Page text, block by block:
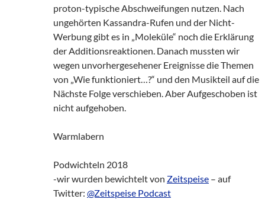
proton-typische Abschweifungen nutzen. Nach
ungehörten Kassandra-Rufen und der Nicht-
Werbung gibt es in „Moleküle“ noch die Erklärung
der Additionsreaktionen. Danach mussten wir
wegen unvorhergesehener Ereignisse die Themen
von „Wie funktioniert…?“ und den Musikteil auf die
Nächste Folge verschieben. Aber Aufgeschoben ist
nicht aufgehoben.
Warmlabern
Podwichteln 2018
-wir wurden bewichtelt von Zeitspeise – auf
Twitter: @Zeitspeise Podcast